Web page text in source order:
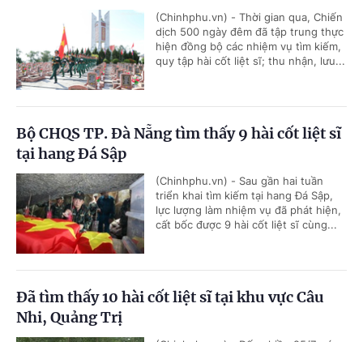
(Chinhphu.vn) - Thời gian qua, Chiến
dịch 500 ngày đêm đã tập trung thực
hiện đồng bộ các nhiệm vụ tìm kiếm,
quy tập hài cốt liệt sĩ; thu nhận, lưu...
Bộ CHQS TP. Đà Nẵng tìm thấy 9 hài cốt liệt sĩ
tại hang Đá Sập
(Chinhphu.vn) - Sau gần hai tuần
triển khai tìm kiếm tại hang Đá Sập,
lực lượng làm nhiệm vụ đã phát hiện,
cất bốc được 9 hài cốt liệt sĩ cùng...
Đã tìm thấy 10 hài cốt liệt sĩ tại khu vực Câu
Nhi, Quảng Trị